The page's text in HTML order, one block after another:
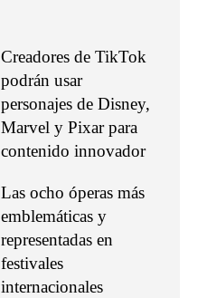
Creadores de TikTok
podrán usar
personajes de Disney,
Marvel y Pixar para
contenido innovador
Las ocho óperas más
emblemáticas y
representadas en
festivales
internacionales